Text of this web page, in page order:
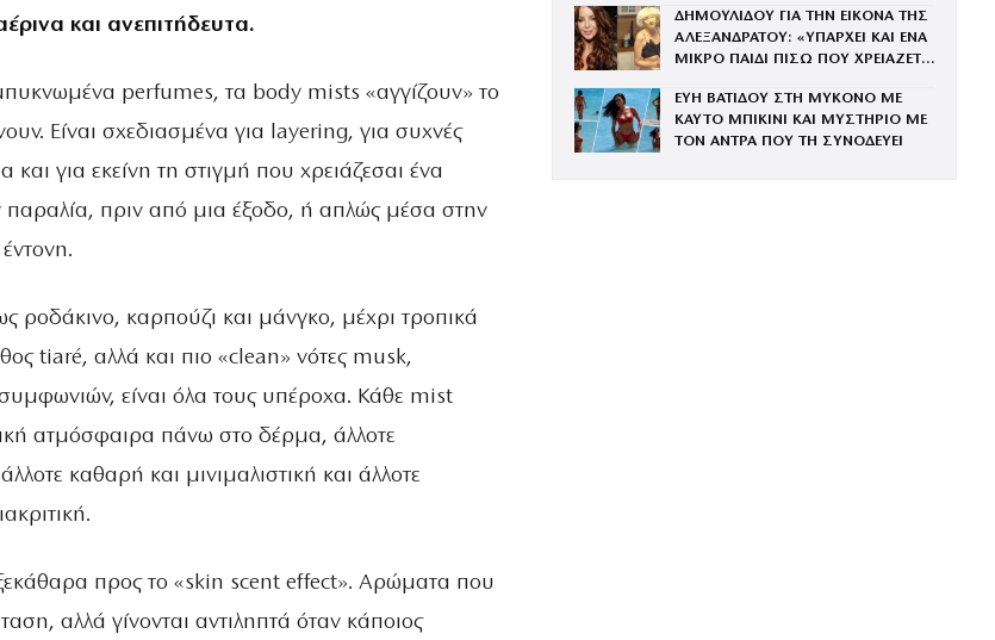
και ανεπιτήδευτα.
perfumes, τα body mists «αγγίζουν» το
Είναι σχεδιασμένα για layering, για συχνές
για εκείνη τη στιγμή που χρειάζεσαι ένα
πριν από μια έξοδο, ή απλώς μέσα στην
καρπούζι και μάνγκο, μέχρι τροπικά
tiaré, αλλά και πιο «clean» νότες musk,
είναι όλα τους υπέροχα. Κάθε mist
ατμόσφαιρα πάνω στο δέρμα, άλλοτε
καθαρή και μινιμαλιστική και άλλοτε
προς το «skin scent effect». Αρώματα που
αλλά γίνονται αντιληπτά όταν κάποιος
ΔΗΜΟΥΛΙΔΟΥ ΓΙΑ ΤΗΝ ΕΙΚΟΝΑ ΤΗΣ
ΑΛΕΞΑΝΔΡΑΤΟΥ: «ΥΠΑΡΧΕΙ ΚΑΙ ΕΝΑ
ΜΙΚΡΟ ΠΑΙΔΙ ΠΙΣΩ ΠΟΥ ΧΡΕΙΑΖΕΤΑΙ
ΕΥΗ ΒΑΤΙΔΟΥ ΣΤΗ ΜΥΚΟΝΟ ΜΕ
ΚΑΥΤΟ ΜΠΙΚΙΝΙ ΚΑΙ ΜΥΣΤΗΡΙΟ ΜΕ
ΤΟΝ ΑΝΤΡΑ ΠΟΥ ΤΗ ΣΥΝΟΔΕΥΕΙ